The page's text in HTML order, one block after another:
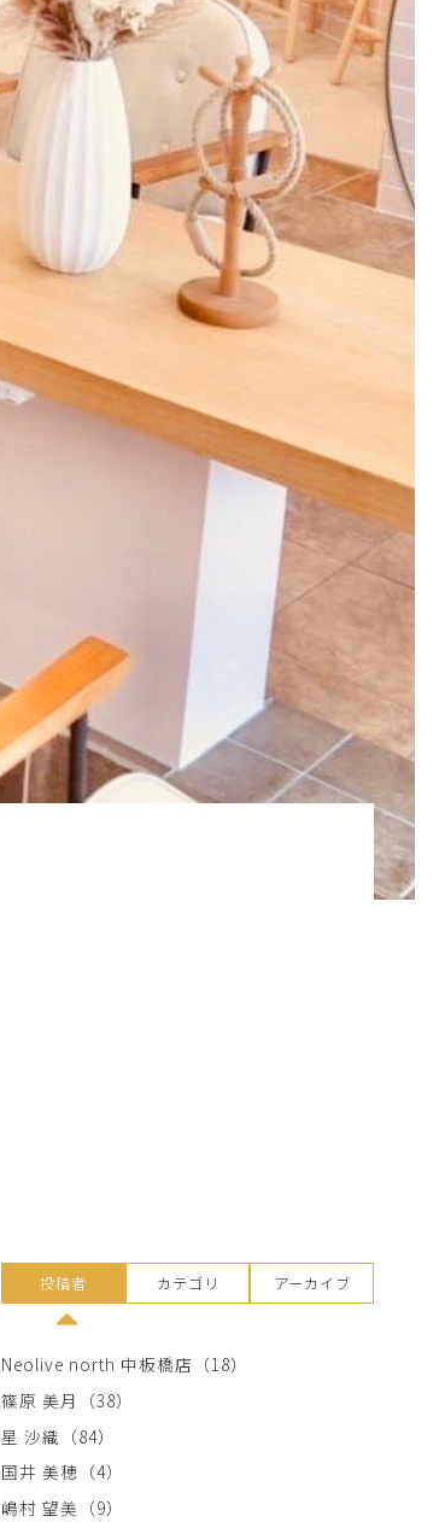
投稿者 カテゴリ アーカイブ
Neolive north 中板橋店 （18）
篠原 美月
（38）
星 沙織 （84）
国井 美穂 （4）
嶋村 望美 （9）